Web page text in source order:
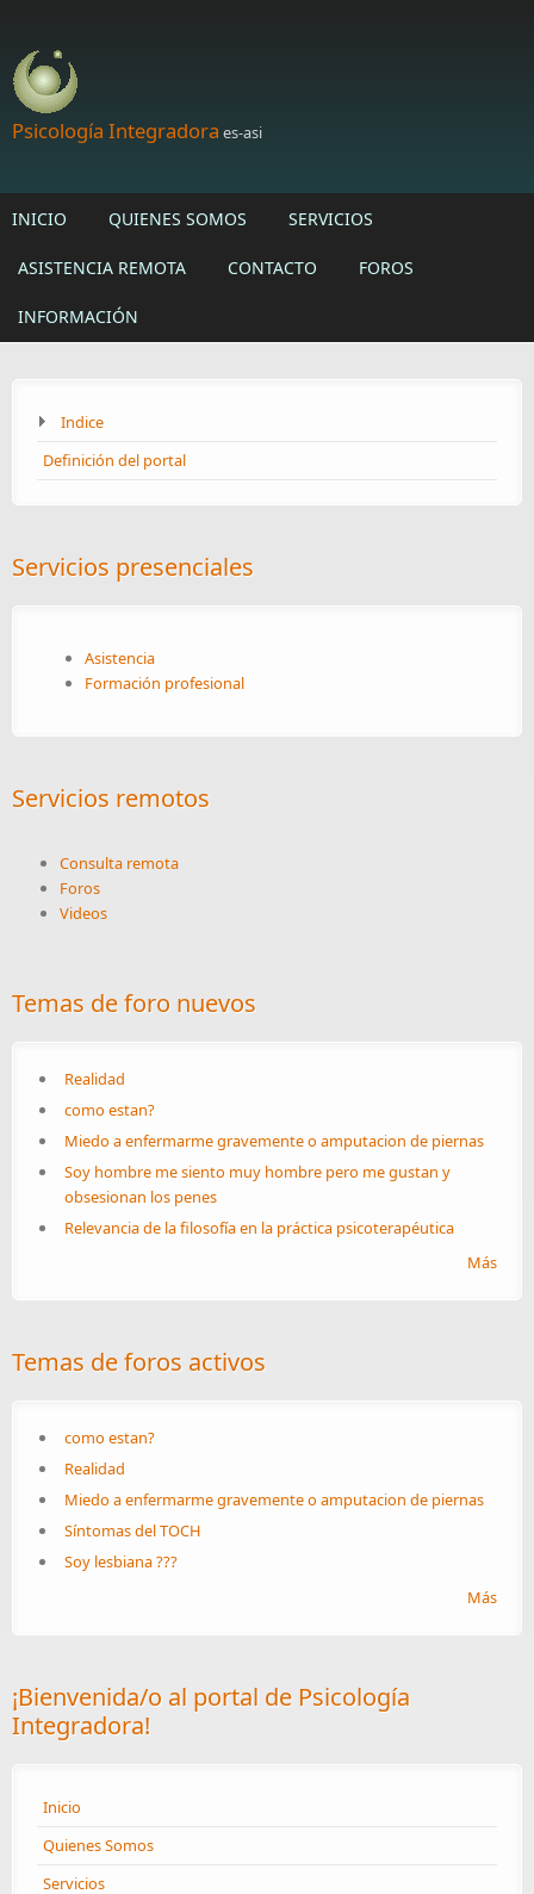
Psicología Integradora es-asi
INICIO QUIENES SOMOS SERVICIOS
ASISTENCIA REMOTA CONTACTO FOROS
INFORMACIÓN
Indice
Definición del portal
Servicios presenciales
Asistencia
Formación profesional
Servicios remotos
Consulta remota
Foros
Videos
Temas de foro nuevos
Realidad
como estan?
Miedo a enfermarme gravemente o amputacion de piernas
Soy hombre me siento muy hombre pero me gustan y
obsesionan los penes
Relevancia de la filosofía en la práctica psicoterapéutica
Más
Temas de foros activos
como estan?
Realidad
Miedo a enfermarme gravemente o amputacion de piernas
Síntomas del TOCH
Soy lesbiana ???
Más
¡Bienvenida/o al portal de Psicología
Integradora!
Inicio
Quienes Somos
Servicios